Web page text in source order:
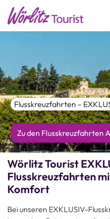
Flusskreuzfahrten –
Zu den Flusskreuzfahrten
Wörlitz Tourist
Flusskreuzfahrten
Komfort
Bei unseren EXKLUSIV-